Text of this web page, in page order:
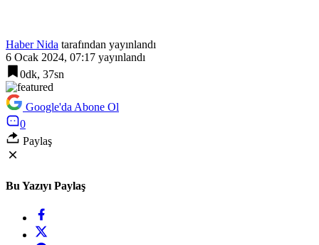
Haber Nida tarafından yayınlandı
6 Ocak 2024, 07:17 yayınlandı
0dk, 37sn
Google'da Abone Ol
0
Paylaş
Bu Yazıyı Paylaş